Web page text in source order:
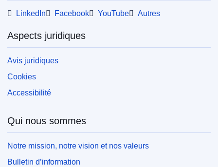
LinkedIn Facebook YouTube Autres
Aspects juridiques
Avis juridiques
Cookies
Accessibilité
Qui nous sommes
Notre mission, notre vision et nos valeurs
Bulletin d’information